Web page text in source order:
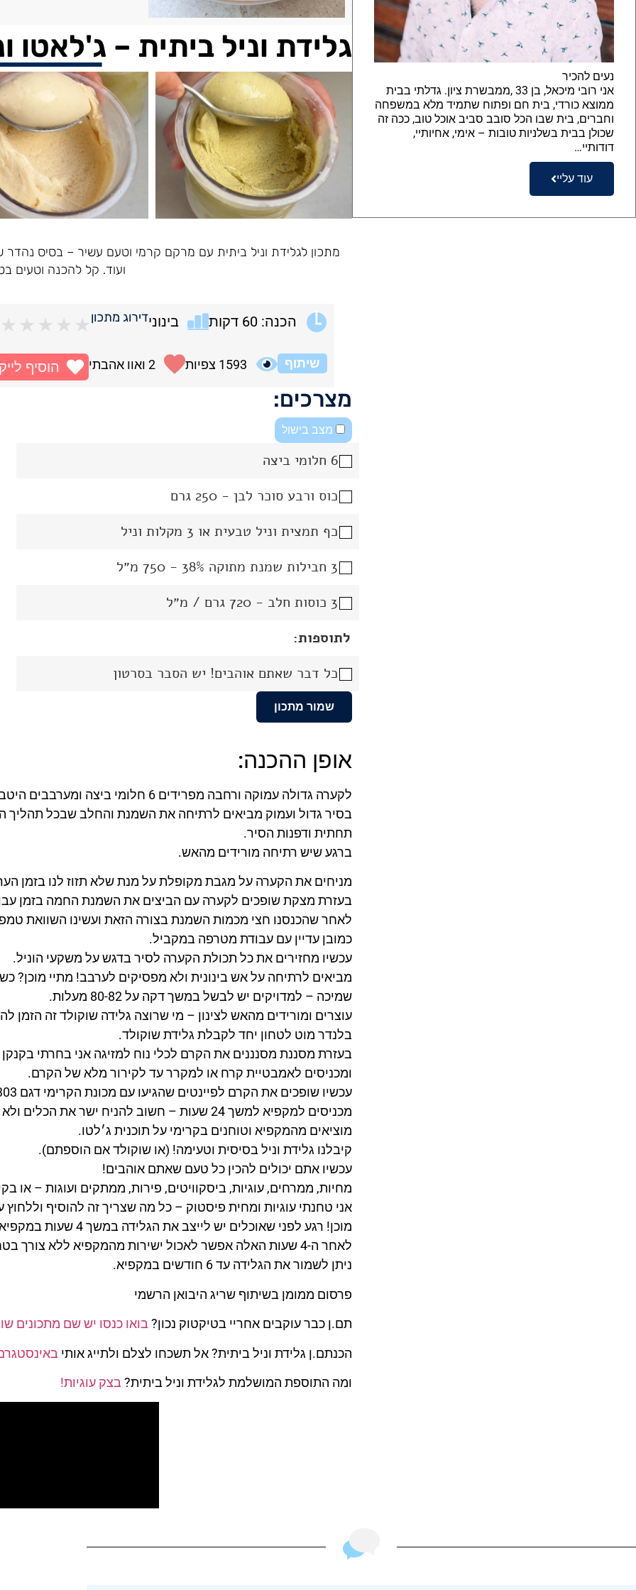
נעים להכיר
אני רובי מיכאל, בן 33 ,ממבשרת ציון. גדלתי בבית
ממוצא כורדי, בית חם ופתוח שתמיד מלא במשפחה
וחברים, בית שבו הכל סובב סביב אוכל טוב, ככה זה
שכולן בבית בשלניות טובות – אימי, אחיותיי,
דודותיי…
עוד עליי
גלידת וניל ביתית – ג'לאטו
מתכון לגלידת וניל ביתית עם מרקם קרמי וטעם עשיר – בסיס נהדר
ועוד. קל להכנה וטעים
הכנה: 60 דקות בינונידירוג מתכון★
★
★
★
★
שיתוף 1593 צפיות 2 ואוו אהבתי הוסיף לייק
מצרכים:
מצב בישול
6 חלומי ביצה
כוס ורבע סוכר לבן - 250 גרם
כף תמצית וניל טבעית או 3 מקלות וניל
3 חבילות שמנת מתוקה 38% - 750 מ״ל
3 כוסות חלב - 720 גרם / מ״ל
לתוספות:
כל דבר שאתם אוהבים! יש הסבר בסרטון
שמור מתכון
אופן ההכנה:
לקערה גדולה עמוקה ורחבה מפרידים 6 חלומי ביצה ומערבבים היטב יחד עם הסוכר והוניל.
בסיר גדול ועמוק מביאים לרתיחה את השמנת והחלב שבכל
תחתית ודפנות הסיר.
ברגע שיש רתיחה מורידים מהאש.
מניחים את הקערה על מגבת מקופלת על מנת שלא תזוז לנו בזמן
בעזרת מצקת שופכים לקערה עם הביצים את השמנת החמה בזמן
לאחר שהכנסנו חצי מכמות השמנת בצורה הזאת ועשינו השוואת
כמובן עדיין עם עבודת מטרפה במקביל.
עכשיו מחזירים את כל תכולת הקערה לסיר בדגש על משקעי הוניל.
מביאים לרתיחה על אש בינונית ולא מפסיקים לערבב! מתיי מוכן?
שמיכה – למדויקים יש לבשל במשך דקה על 80-82 מעלות.
עוצרים ומורידים מהאש לצינון – מי שרוצה גלידה שוקולד זה הזמן
בלנדר מוט לטחון יחד לקבלת גלידת שוקולד.
בעזרת מסננת מסנננים את הקרם לכלי נוח למזיגה אני בחרתי בקנקן
ומכניסים לאמבטיית קרח או למקרר עד לקירור מלא של הקרם.
עכשיו שופכים את הקרם לפיינטים שהגיעו עם מכונת הקרימי דגם NC303 – שימי לב עד לסימון מקסימום.
מכניסים למקפיא למשך 24 שעות – חשוב להניח ישר את הכלים ולא עקום.
מוציאים מהמקפיא וטוחנים בקרימי על תוכנית ג׳לטו.
קיבלנו גלידת וניל בסיסית וטעימה! (או שוקולד אם הוספתם).
עכשיו אתם יכולים להכין כל טעם שאתם אוהבים!
מחיות, ממרחים, עוגיות, ביסקוויטים, פירות, ממתקים ועוגות – או
אני טחנתי עוגיות ומחית פיסטוק – כל מה שצריך זה להוסיף וללחוץ
מוכן! רגע לפני שאוכלים יש לייצב את הגלידה במשך 4 שעות במקפיא ורק אז להגיש.
לאחר ה-4 שעות האלה אפשר לאכול ישירות מהמקפיא ללא צורך בטחינה חוזרת.
ניתן לשמור את הגלידה עד 6 חודשים במקפיא.
פרסום ממומן בשיתוף שריג היבואן הרשמי
תם.ן כבר עוקבים אחריי בטיקטוק נכון?בואו כנסו יש שם מתכונים
הכנתם.ן גלידת וניל ביתית? אל תשכחו לצלם ולתייג אותי
ומה התוספת המושלמת לגלידת וניל ביתית? בצק עוגיות!